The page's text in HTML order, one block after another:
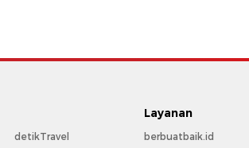
detikTravel
Layanan
berbuatbaik.id